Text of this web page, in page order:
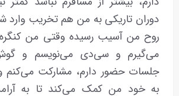
دوران تاریکی به من هم تخریب
روح من آسیب رسیده وقتی من
می‌گیرم و سی‌دی می‌نویسم و
جلسات حضور دارم، مشارکت می‌کنم
به خود من کمک می‌کند تا به